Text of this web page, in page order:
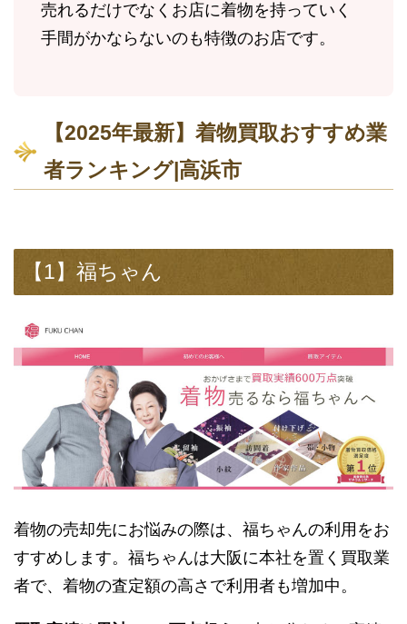
売れるだけでなくお店に着物を持っていく
手間がかならないのも特徴のお店です。
【2025年最新】着物買取おすすめ業
者ランキング|高浜市
【1】福ちゃん
着物の売却先にお悩みの際は、福ちゃんの利用をお
すすめします。福ちゃんは大阪に本社を置く買取業
者で、着物の査定額の高さで利用者も増加中。